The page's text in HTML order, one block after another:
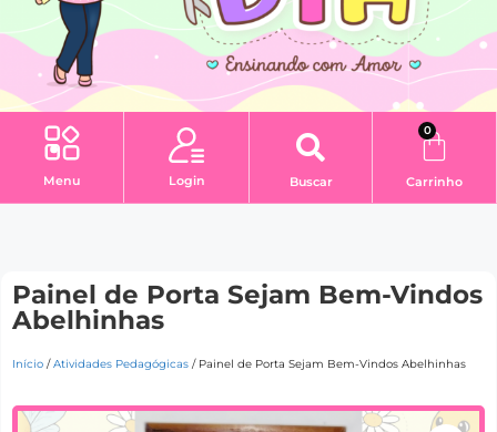
Menu Login Buscar
0
Carrinho
Painel de Porta Sejam Bem-Vindos
Abelhinhas
Início /Atividades Pedagógicas / Painel de Porta Sejam Bem-Vindos Abelhinhas